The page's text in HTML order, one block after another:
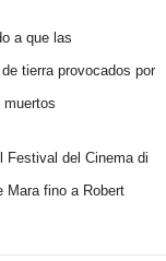
a que las
tierra provocados por
muertos
Festival del Cinema di
Mara fino a Robert